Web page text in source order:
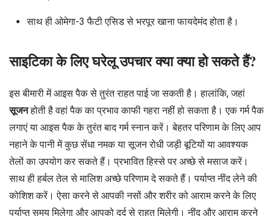
साथ ही ओमेगा-3 फैटी एसिड से भरपूर खाना फायदेमंद होता है।
साइटिका के लिए घरेलू उपचार क्या क्या हो सकते हैं?
इस बीमारी में आइस पैक से तुरंत राहत पाई जा सकती है। हालांकि, जहां
सूजनहोती है वहां पैक का प्रभाव काफी गहरा नहीं हो सकता है। एक गर्म पैक
लगाएं या आइस पैक के तुरंत बाद गर्म स्नान करें। बेहतर परिणाम के लिए आप
नहाने के पानी में कुछ सेंधा नमक या सूजन रोधी जड़ी बूटियों या आवश्यक
तेलों का उपयोग कर सकते हैं। प्रभावित हिस्से पर अच्छे से मसाज करें।
साथ ही हर्बल तेल से मालिश अच्छे परिणाम दे सकते हैं। पर्याप्त नींद लेने की
कोशिश करें। ऐसा करने से आपकी नसों और शरीर को आराम करने के लिए
पर्याप्त समय मिलेगा और आपको दर्द से राहत मिलेगी। नींद और आराम करने